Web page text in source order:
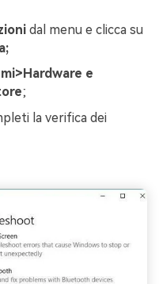
dal menu e clicca su
e
;
la verifica dei